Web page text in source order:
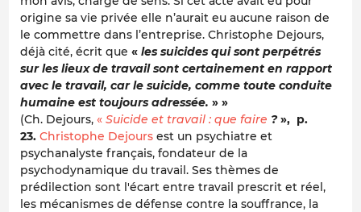
origine sa vie privée elle n’aurait eu aucune raison de
le commettre dans l’entreprise. Christophe Dejours,
déjà cité, écrit que « les suicides qui sont perpétrés
sur les lieux de travail sont certainement en rapport
avec le travail, car le suicide, comme toute conduite
humaine est toujours adressée. » »
(Ch. Dejours, « Suicide et travail : que faire ?», p.
23. Christophe Dejours est un psychiatre et
psychanalyste français, fondateur de la
psychodynamique du travail. Ses thèmes de
prédilection sont l'écart entre travail prescrit et réel,
les mécanismes de défense contre la souffrance, la